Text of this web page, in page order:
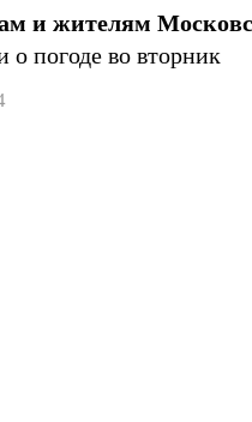
и жителям
о погоде во вторник